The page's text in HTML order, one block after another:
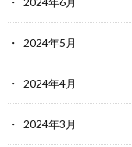
2024年5月
2024年4月
2024年3月